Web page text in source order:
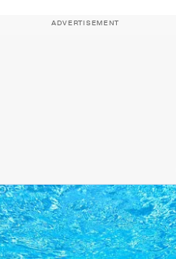
ADVERTISEMENT